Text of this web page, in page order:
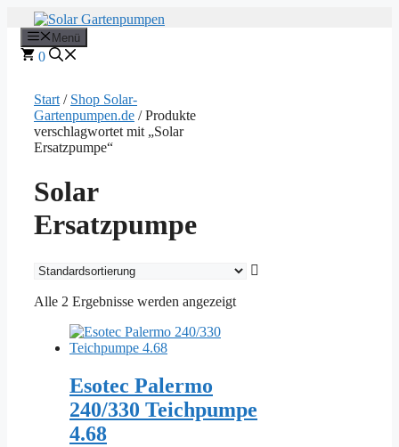
Inhalt
springen
Menü
0
Start / Shop Solar-
Gartenpumpen.de / Produkte
verschlagwortet mit „Solar
Ersatzpumpe“
Solar
Ersatzpumpe
Alle 2 Ergebnisse werden angezeigt
Esotec Palermo
240/330 Teichpumpe
4.68